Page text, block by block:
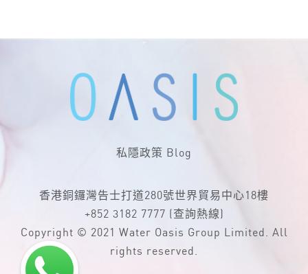
私隱政策 Blog
香港銅鑼灣告士打道280號世界貿易中心18樓
+852 3182 7777 (查詢熱線)
Copyright © 2021 Water Oasis Group Limited. All
rights reserved.